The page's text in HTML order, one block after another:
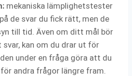
mekaniska lämplighetstester
de svar du fick rätt, men de
till tid. Även om ditt mål bör
kan om du drar ut för
under en fråga göra att du
andra frågor längre fram.